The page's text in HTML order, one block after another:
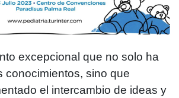
excepcional que no solo ha
conocimientos, sino que
el intercambio de ideas y